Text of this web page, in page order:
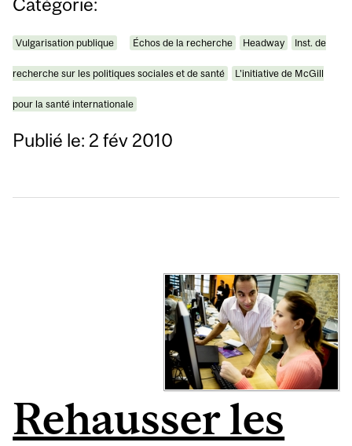
Catégorie:
Vulgarisation publique Échos de la recherche Headway Inst. de
recherche sur les politiques sociales et de santé L'initiative de McGill
pour la santé internationale
Publié le: 2 fév 2010
Rehausser les